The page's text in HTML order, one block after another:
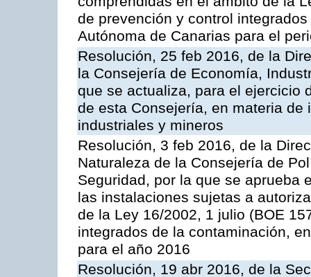
de prevención y control
Autónoma de Canarias para el
Resolución, 25 feb 2016, de la
la Consejería de Economía,
que se actualiza, para el ejercicio
de esta Consejería, en materia
industriales y mineros
Resolución, 3 feb 2016, de la
Naturaleza de la Consejería de
Seguridad, por la que se aprueba
las instalaciones sujetas a
de la Ley 16/2002, 1 julio (BOE
integrados de la contaminación,
para el año 2016
Resolución, 19 abr 2016, de la